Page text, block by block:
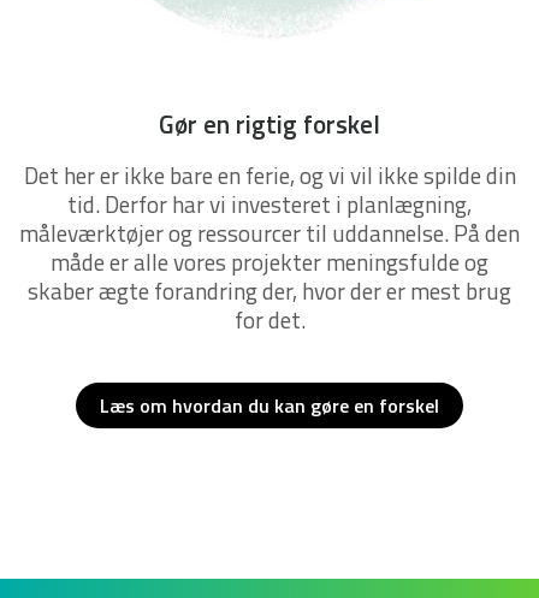
Gør en rigtig forskel
Det her er ikke bare en ferie, og vi vil ikke spilde din
tid. Derfor har vi investeret i planlægning,
måleværktøjer og ressourcer til uddannelse. På den
måde er alle vores projekter meningsfulde og
skaber ægte forandring der, hvor der er mest brug
for det.
Læs om hvordan du kan gøre en forskel